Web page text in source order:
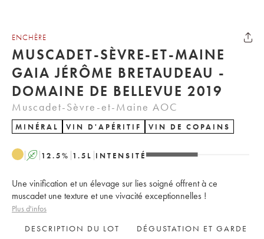
ENCHÈRE
MUSCADET-SÈVRE-ET-MAINE
GAIA JÉRÔME BRETAUDEAU -
DOMAINE DE BELLEVUE 2019
Muscadet-Sèvre-et-Maine AOC
MINÉRAL VIN D'APÉRITIF VIN DE COPAINS
A 12.5% 1.5 L INTENSITÉ
Une vinification et un élevage sur lies soigné offrent à ce
muscadet une texture et une vivacité exceptionnelles !
Plus d'infos
DESCRIPTION DU LOT
DÉGUSTATION ET GARDE